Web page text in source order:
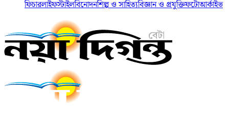
ফিচারলাইফস্টাইলবিনোদনশিল্প ও সাহিত্যবিজ্ঞান ও প্রযুক্তিফটোআর্কাইভ